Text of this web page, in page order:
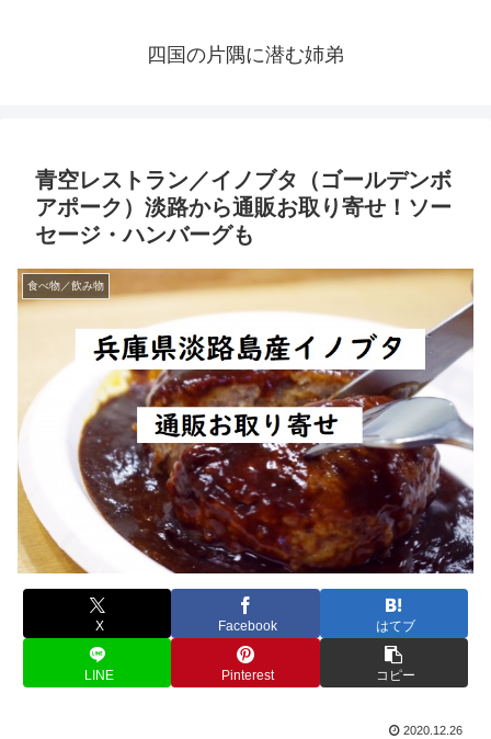
四国の片隅に潜む姉弟
青空レストラン／イノブタ（ゴールデンボ
アポーク）淡路から通販お取り寄せ！ソー
セージ・ハンバーグも
食べ物／飲み物
X Facebook はてブ
LINE Pinterest コピー
2020.12.26